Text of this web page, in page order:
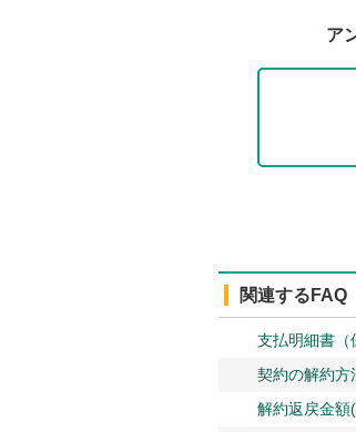
ア
関連するFAQ
支払明細書（
契約の解約方
解約返戻金額